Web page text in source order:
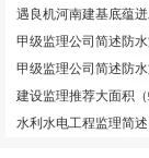
遇良机河南建基底蕴
甲级监理公司简述防
甲级监理公司简述防
建设监理推荐大面积
水利水电工程监理简